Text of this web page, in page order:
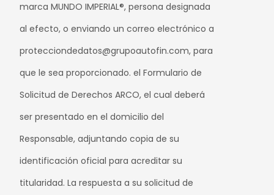
marca MUNDO IMPERIAL®, persona designada
al efecto, o enviando un correo electrónico a
protecciondedatos@grupoautofin.com, para
que le sea proporcionado. el Formulario de
Solicitud de Derechos ARCO, el cual deberá
ser presentado en el domicilio del
Responsable, adjuntando copia de su
identificación oficial para acreditar su
titularidad. La respuesta a su solicitud de